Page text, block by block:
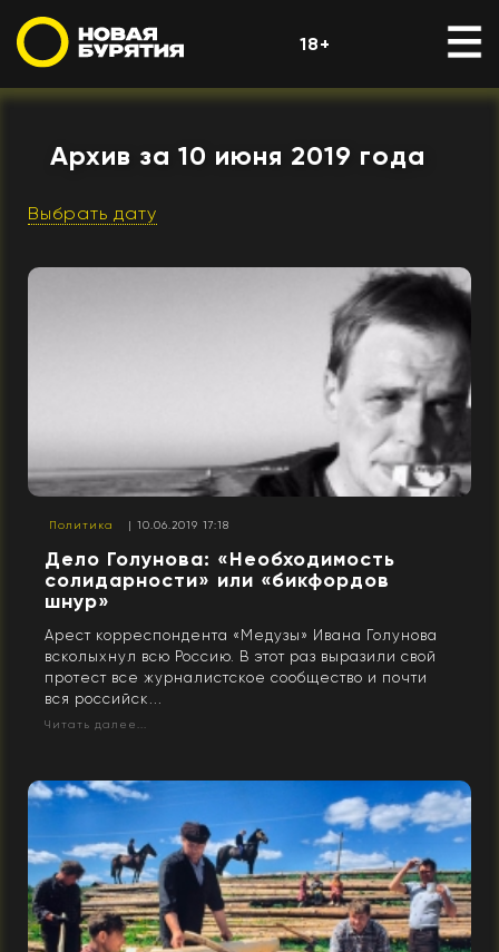
18+
Архив за 10 июня 2019 года
Выбрать дату
Политика | 10.06.2019 17:18
Дело Голунова: «Необходимость
солидарности» или «бикфордов
шнур»
Арест корреспондента «Медузы» Ивана Голунова
всколыхнул всю Россию. В этот раз выразили свой
протест все журналистское сообщество и почти
вся российск...
Читать далее...